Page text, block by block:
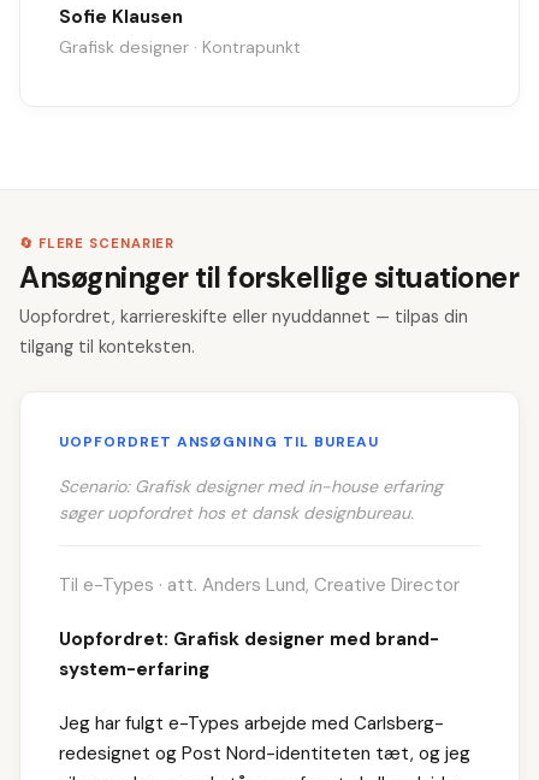
Sofie Klausen
Grafisk designer · Kontrapunkt
🔄 FLERE SCENARIER
Ansøgninger til forskellige situationer
Uopfordret, karriereskifte eller nyuddannet — tilpas din
tilgang til konteksten.
UOPFORDRET ANSØGNING TIL BUREAU
Scenario: Grafisk designer med in-house erfaring
søger uopfordret hos et dansk designbureau.
Til e-Types · att. Anders Lund, Creative Director
Uopfordret: Grafisk designer med brand-
system-erfaring
Jeg har fulgt e-Types arbejde med Carlsberg-
redesignet og Post Nord-identiteten tæt, og jeg